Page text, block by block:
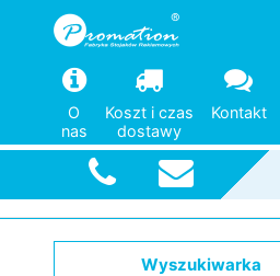
O
nas
Koszt i czas
dostawy
Kontakt
Wyszukiwarka